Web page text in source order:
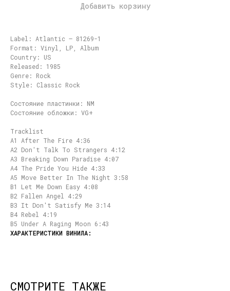
Добавить корзину
Label: Atlantic – 81269-1
Format: Vinyl, LP, Album
Country: US
Released: 1985
Genre: Rock
Style: Classic Rock
Состояние пластинки: NM
Состояние обложки: VG+
Tracklist
A1 After The Fire 4:36
A2 Don't Talk To Strangers 4:12
A3 Breaking Down Paradise 4:07
A4 The Pride You Hide 4:33
A5 Move Better In The Night 3:58
B1 Let Me Down Easy 4:08
B2 Fallen Angel 4:29
B3 It Don't Satisfy Me 3:14
B4 Rebel 4:19
B5 Under A Raging Moon 6:43
СМОТРИТЕ ТАКЖЕ